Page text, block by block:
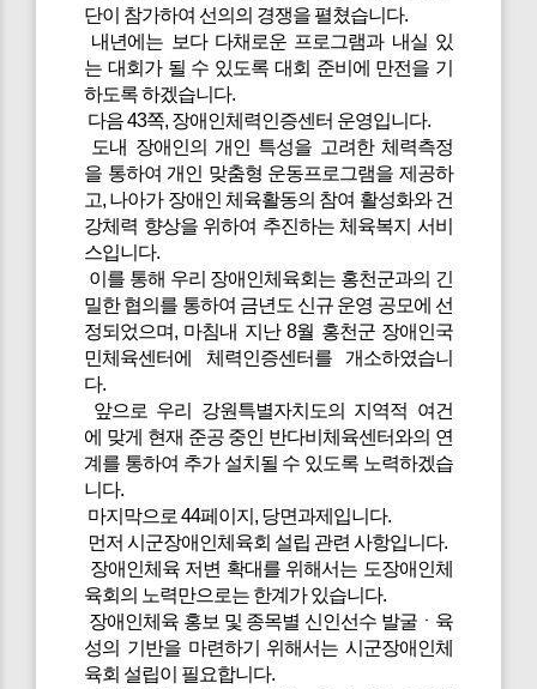
단이 참가하여 선의의 경쟁을 펼쳤습니다.
내년에는 보다 다채로운 프로그램과 내실 있
는 대회가 될 수 있도록 대회 준비에 만전을 기
하도록 하겠습니다.
다음 43쪽, 장애인체력인증센터 운영입니다.
도내 장애인의 개인 특성을 고려한 체력측정
을 통하여 개인 맞춤형 운동프로그램을 제공하
고, 나아가 장애인 체육활동의 참여 활성화와 건
강체력 향상을 위하여 추진하는 체육복지 서비
스입니다.
이를 통해 우리 장애인체육회는 홍천군과의 긴
밀한 협의를 통하여 금년도 신규 운영 공모에 선
정되었으며, 마침내 지난 8월 홍천군 장애인국
민체육센터에 체력인증센터를 개소하였습니
다.
앞으로 우리 강원특별자치도의 지역적 여건
에 맞게 현재 준공 중인 반다비체육센터와의 연
계를 통하여 추가 설치될 수 있도록 노력하겠습
니다.
마지막으로 44페이지, 당면과제입니다.
먼저 시군장애인체육회 설립 관련 사항입니다.
장애인체육 저변 확대를 위해서는 도장애인체
육회의 노력만으로는 한계가 있습니다.
장애인체육 홍보 및 종목별 신인선수 발굴ㆍ육
성의 기반을 마련하기 위해서는 시군장애인체
육회 설립이 필요합니다.